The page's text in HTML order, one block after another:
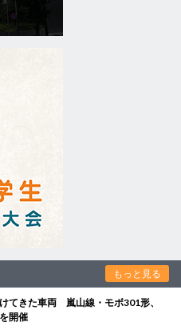
もっと見る
てきた車両 嵐山線・モボ301形、
開催